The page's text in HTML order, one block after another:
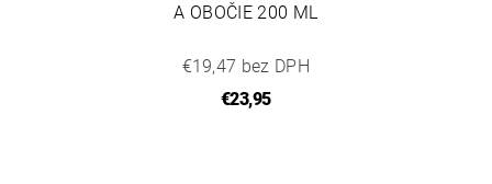
A OBOČIE 200 ML
€19,47 bez DPH
€23,95